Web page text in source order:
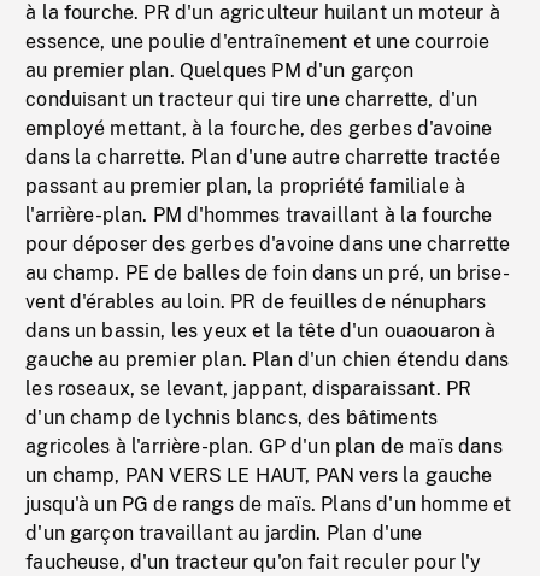
à la fourche. PR d'un agriculteur huilant un moteur à
essence, une poulie d'entraînement et une courroie
au premier plan. Quelques PM d'un garçon
conduisant un tracteur qui tire une charrette, d'un
employé mettant, à la fourche, des gerbes d'avoine
dans la charrette. Plan d'une autre charrette tractée
passant au premier plan, la propriété familiale à
l'arrière-plan. PM d'hommes travaillant à la fourche
pour déposer des gerbes d'avoine dans une charrette
au champ. PE de balles de foin dans un pré, un brise-
vent d'érables au loin. PR de feuilles de nénuphars
dans un bassin, les yeux et la tête d'un ouaouaron à
gauche au premier plan. Plan d'un chien étendu dans
les roseaux, se levant, jappant, disparaissant. PR
d'un champ de lychnis blancs, des bâtiments
agricoles à l'arrière-plan. GP d'un plan de maïs dans
un champ, PAN VERS LE HAUT, PAN vers la gauche
jusqu'à un PG de rangs de maïs. Plans d'un homme et
d'un garçon travaillant au jardin. Plan d'une
faucheuse, d'un tracteur qu'on fait reculer pour l'y